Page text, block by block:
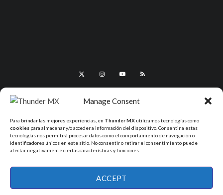
Manage Consent
Para brindar las mejores experiencias, en Thunder MX utilizamos tecnologías como
cookies para almacenar y/o acceder a información del dispositivo. Consentir a estas
tecnologías nos permitirá procesar datos como el comportamiento de navegación o
identificadores únicos en este sitio. No consentir o retirar el consentimiento puede
afectar negativamente ciertas características y funciones.
ACCEPT